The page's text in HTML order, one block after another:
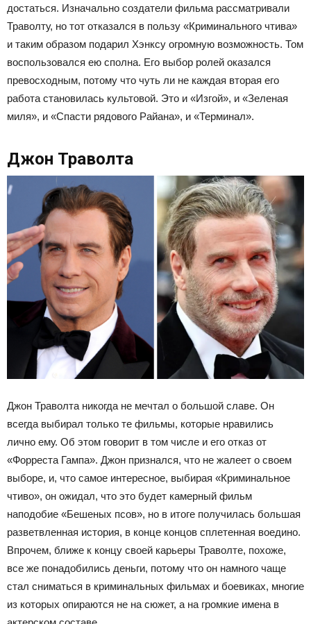
достаться. Изначально создатели фильма рассматривали
Траволту, но тот отказался в пользу «Криминального чтива»
и таким образом подарил Хэнксу огромную возможность. Том
воспользовался ею сполна. Его выбор ролей оказался
превосходным, потому что чуть ли не каждая вторая его
работа становилась культовой. Это и «Изгой», и «Зеленая
миля», и «Спасти рядового Райана», и «Терминал».
Джон Траволта
Джон Траволта никогда не мечтал о большой славе. Он
всегда выбирал только те фильмы, которые нравились
лично ему. Об этом говорит в том числе и его отказ от
«Форреста Гампа». Джон признался, что не жалеет о своем
выборе, и, что самое интересное, выбирая «Криминальное
чтиво», он ожидал, что это будет камерный фильм
наподобие «Бешеных псов», но в итоге получилась большая
разветвленная история, в конце концов сплетенная воедино.
Впрочем, ближе к концу своей карьеры Траволте, похоже,
все же понадобились деньги, потому что он намного чаще
стал сниматься в криминальных фильмах и боевиках, многие
из которых опираются не на сюжет, а на громкие имена в